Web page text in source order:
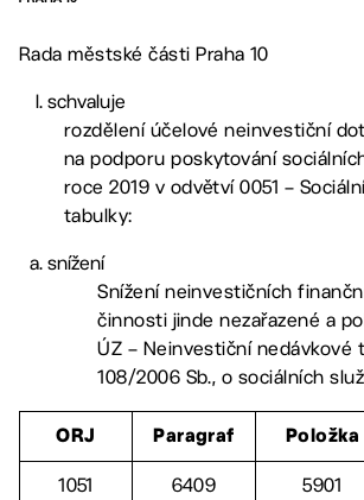
Rada městské části Praha 10
schvaluje
rozdělení účelové neinvestiční
na podporu poskytování
roce 2019 v odvětví 0051 –
tabulky:
snížení
Snížení neinvestičních
činnosti jinde nezařazené a
ÚZ – Neinvestiční nedávkové
108/2006 Sb., o sociálních
ORJ Paragraf Položka
1051 6409 5901